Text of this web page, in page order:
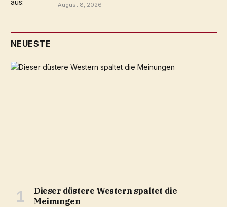
August 8, 2026
NEUESTE
Dieser düstere Western spaltet die
Meinungen